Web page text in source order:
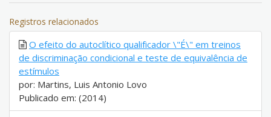
Registros relacionados
O efeito do autoclítico qualificador \"É\" em treinos
de discriminação condicional e teste de equivalência de
estímulos
por: Martins, Luis Antonio Lovo
Publicado em: (2014)